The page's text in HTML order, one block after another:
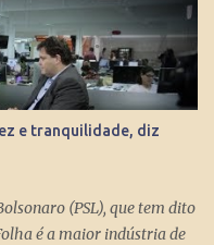
65 anos. Eles só terão
aos 70 anos. Se o
tungar um benefício
70 anos, então é melhor
– O ministro Paulo
apresentá-lo de
Essas virtudes
e tranquilidade, diz
(PSL), que tem dito
é a maior indústria de